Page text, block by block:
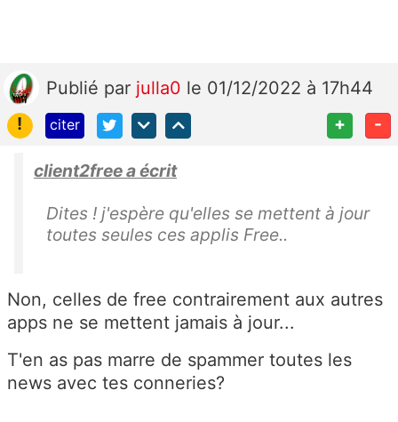
Publié par julla0 le 01/12/2022 à 17h44
!
citer + -
client2free a écrit
Dites ! j'espère qu'elles se mettent à jour
toutes seules ces applis Free..
Non, celles de free contrairement aux autres
apps ne se mettent jamais à jour...
T'en as pas marre de spammer toutes les
news avec tes conneries?